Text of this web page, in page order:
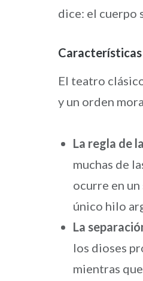
dice: el cuerpo
El teatro
y un orden
La regla de
muchas de
ocurre en
único hilo
La
los dioses
mientras